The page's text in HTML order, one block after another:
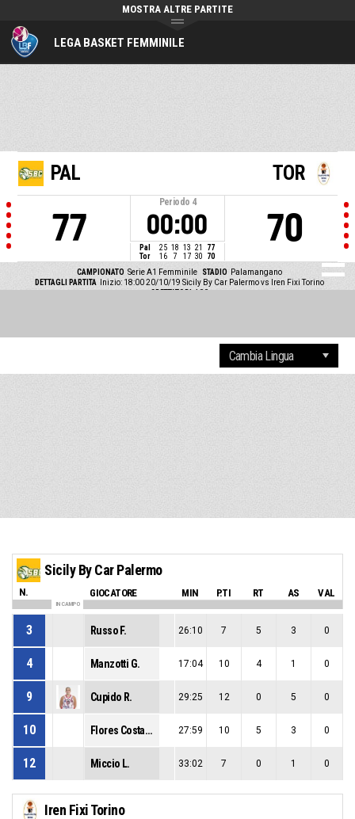
LEGA BASKET FEMMINILE
MOSTRA ALTRE PARTITE
PAL
77
Periodo 4
00:00
Pal 25 18 13 21
77
Tor
16 7 17 30 70
TOR
70
CAMPIONATO Serie A1 Femminile STADIO Palamangano
DETTAGLI PARTITA
Inizio: 18:00 20/10/19 Sicily By Car Palermo vs Iren Fixi Torino
SPETTATORI 400
Sicily By Car Palermo
N. GIOCATORE MIN P.TI RT AS VAL
IN CAMPO
3 Russo F. 26:10 7 5 3 0
4 Manzotti G. 17:04 10 4 1 0
9 Cupido R. 29:25 12 0 5 0
10 Flores Costa L. 27:59 10 5 3 0
12 Miccio L. 33:02 7 0 1 0
Iren Fixi Torino